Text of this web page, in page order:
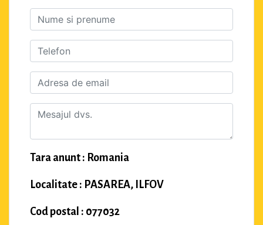
Tara anunt : Romania
Localitate : PASAREA, ILFOV
Cod postal : 077032